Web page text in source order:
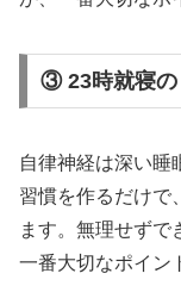
③ 23時就寝の
自律神経は深い睡
習慣を作るだけで
ます。無理せずで
一番大切なポイン